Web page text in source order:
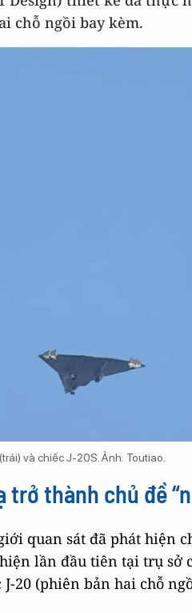
chỗ ngồi bay kèm.
và chiếc J-20S. Ảnh: Toutiao.
trở thành chủ đề
quan sát đã phát hiện
lần đầu tiên tại trụ sở
20 (phiên bản hai chỗ